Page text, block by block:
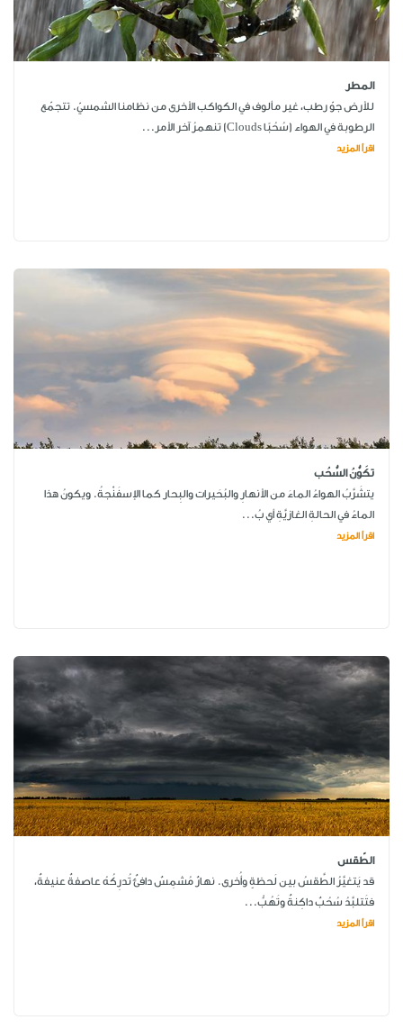
المطر
للأرض جوّ رطب، غير مألوف في الكواكب الأخرى من نظامنا الشمسيّ. تتجمّع
الرطوبة في الهواء (سُحُبًا Clouds) تنهمرُ آخر الأمر...
اقرأ المزيد
تكَوُّنُ السُّحُب
يتشَرَّبُ الهواءُ الماءَ من الأنهارِ والبُحَيرات والبِحار كما الإسفَنْجةُ. ويكونُ هذا
الماءُ في الحالةِ الغازيَّةِ أي بُ...
اقرأ المزيد
الطّقس
قد يَتغيَّرُ الطَّقسُ بين لَحظةٍ وأُخرى. نهارٌ مُشمِسٌ دافئٌ تُدرِكُهُ عاصفةٌ عنيفةٌ،
فتَتلبَّدُ سُحُبٌ داكِنةٌ وتَهُبُّ...
اقرأ المزيد